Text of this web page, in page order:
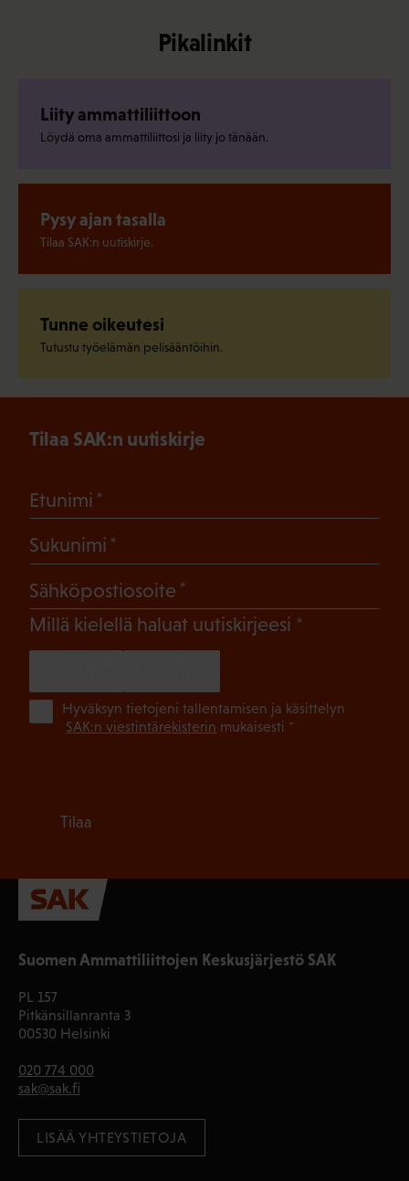
Pikalinkit
Liity ammattiliittoon
Löydä oma ammattiliittosi ja liity jo tänään.
Pysy ajan tasalla
Tilaa SAK:n uutiskirje.
Tunne oikeutesi
Tutustu työelämän pelisääntöihin.
Suomen Ammattiliittojen Keskusjärjestö SAK
PL 157
Pitkänsillanranta 3
00530 Helsinki
020 774 000
sak@sak.fi
LISÄÄ YHTEYSTIETOJA
Tilaa SAK:n uutiskirje
Etunimi
Sukunimi
Sähköpostiosoite
Millä kielellä haluat uutiskirjeesi (Pakollinen)
Hyväksyn tietojeni tallentamisen ja käsittelyn
SAK:n viestintärekisterin mukaisesti *
Tilaa